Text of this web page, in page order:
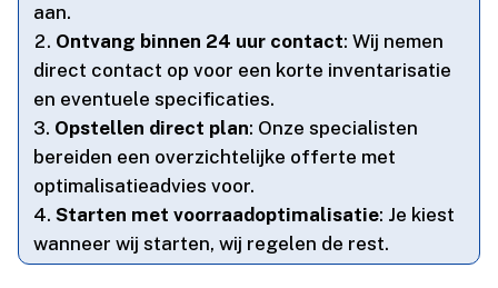
aan.​
Ontvang binnen 24 uur contact: Wij nemen
direct contact op voor een korte inventarisatie
en eventuele specificaties.​
Opstellen direct plan: Onze specialisten
bereiden een overzichtelijke offerte met
optimalisatieadvies voor.​
Starten met voorraadoptimalisatie: Je kiest
wanneer wij starten, wij regelen de rest.​